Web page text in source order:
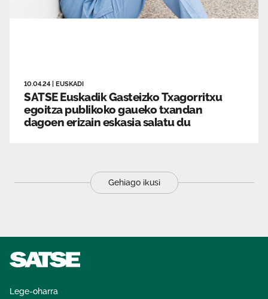
10.04.24 EUSKADI
SATSE Euskadik Gasteizko Txagorritxu
egoitza publikoko gaueko txandan
dagoen erizain eskasia salatu du
Gehiago ikusi
Lege-oharra